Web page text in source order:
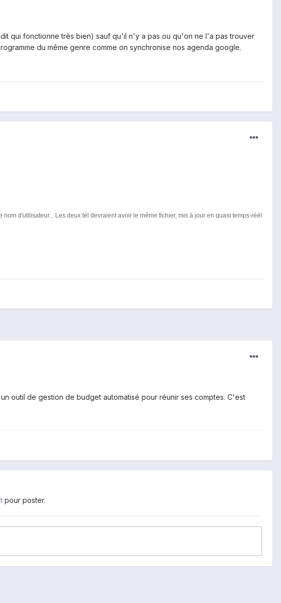
qui fonctionne très bien) sauf qu'il n'y a pas ou qu'on ne l'a pas trouver
du même genre comme on synchronise nos agenda google.
d'utilisateur... Les deux tél devraient avoir le même fichier, mis à jour en quasi temps-réél
outil de gestion de budget automatisé pour réunir ses comptes. C'est
pour poster.